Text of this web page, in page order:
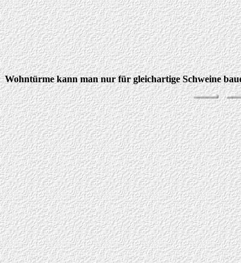
Wohntürme kann man nur für gleichartige Schweine